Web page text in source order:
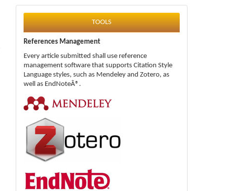
tools
TOOLS
References Management
Every article submitted shall use reference
management software that supports Citation Style
Language styles, such as Mendeley and Zotero, as
well as EndNoteÂ®.